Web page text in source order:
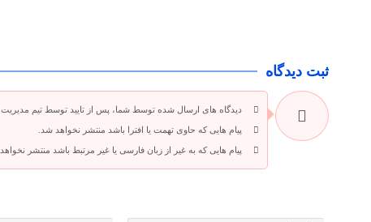
ثبت دیدگاه
دیدگاه های ارسال شده توسط شما، پس از تایید توسط تیم
پیام هایی که حاوی تهمت یا افترا باشد منتشر نخواهد شد.
پیام هایی که به غیر از زبان فارسی یا غیر مرتبط باشد منتشر